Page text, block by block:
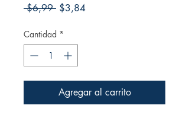
$6,99 Precio
$3,84Precio
Cantidad *
Agregar al carrito